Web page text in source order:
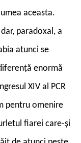
aceasta.
paradoxal, a
atunci se
enormă
XIV al PCR
pentru omenire
fiarei care-și